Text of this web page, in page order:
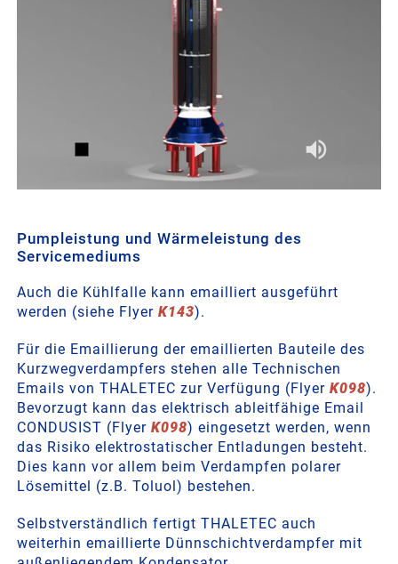
Pumpleistung und Wärmeleistung des
Servicemediums
Auch die Kühlfalle kann emailliert ausgeführt
werden (siehe Flyer K143).
Für die Emaillierung der emaillierten Bauteile des
Kurzwegverdampfers stehen alle Technischen
Emails von THALETEC zur Verfügung (Flyer K098).
Bevorzugt kann das elektrisch ableitfähige Email
CONDUSIST (Flyer K098) eingesetzt werden, wenn
das Risiko elektrostatischer Entladungen besteht.
Dies kann vor allem beim Verdampfen polarer
Lösemittel (z.B. Toluol) bestehen.
Selbstverständlich fertigt THALETEC auch
weiterhin emaillierte Dünnschichtverdampfer mit